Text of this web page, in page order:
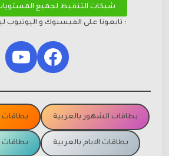
شبكات التنقيط لجميع
: تابعونا على الفيسبوك و اليوتيوب
بطاقات الشهور بالعربية بطاقات
بطاقات الايام بالعربية بطاقات